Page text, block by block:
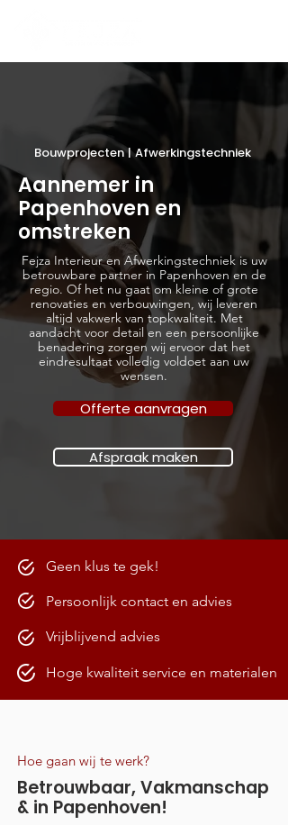
Bouwprojecten | Afwerkingstechniek
Aannemer in
Papenhoven en
omstreken
Fejza Interieur en Afwerkingstechniek is uw
betrouwbare partner in Papenhoven en de
regio. Of het nu gaat om kleine of grote
renovaties en verbouwingen, wij leveren
altijd vakwerk van topkwaliteit. Met
aandacht voor detail en een persoonlijke
benadering zorgen wij ervoor dat het
eindresultaat volledig voldoet aan uw
wensen.
Offerte aanvragen
Afspraak maken
Hoe gaan wij te werk?
Betrouwbaar, Vakmanschap
& in Papenhoven!
Geen klus te gek!
Persoonlijk contact en advies
Vrijblijvend advies
Hoge kwaliteit service en materialen